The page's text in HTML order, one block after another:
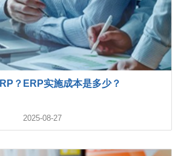
？ERP实施成本是多少？
2025-08-27